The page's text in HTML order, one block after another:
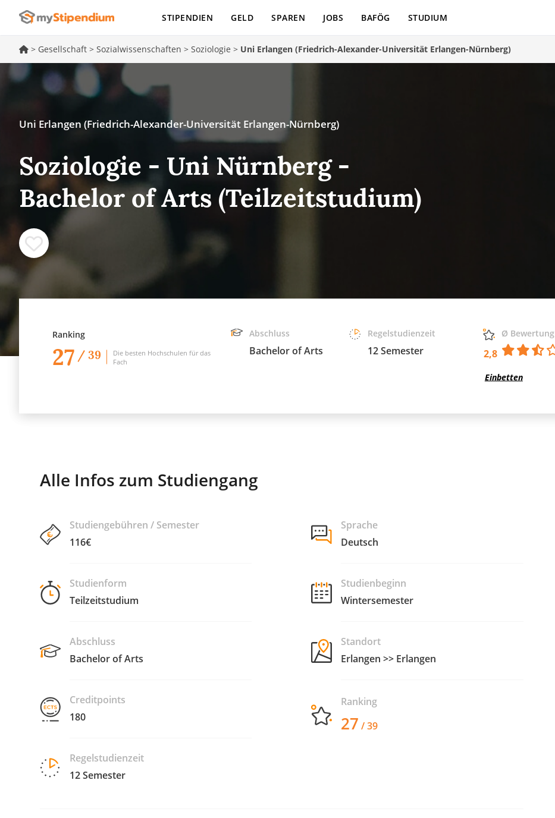
STIPENDIEN GELD SPAREN JOBS BAFÖG STUDIUM
> Gesellschaft > Sozialwissenschaften > Soziologie > Uni Erlangen (Friedrich-Alexander-Universität Erlangen-Nürnberg)
Uni Erlangen (Friedrich-Alexander-Universität Erlangen-Nürnberg)
Soziologie - Uni Nürnberg -
Bachelor of Arts (Teilzeitstudium)
Ranking
27 / 39
Die besten Hochschulen für das
Fach
Abschluss
Bachelor of Arts
Regelstudienzeit
12 Semester
Ø Bewertung
2,8
Einbetten
Alle Infos zum Studiengang
Studiengebühren / Semester
116€
Studienform
Teilzeitstudium
Abschluss
Bachelor of Arts
Creditpoints
180
Regelstudienzeit
12 Semester
Sprache
Deutsch
Studienbeginn
Wintersemester
Standort
Erlangen >> Erlangen
Ranking
27 / 39